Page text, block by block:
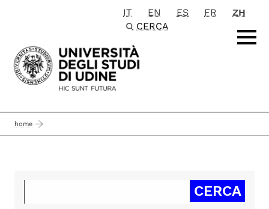
Passa al contenuto principale
IT EN ES FR
ZH
CERCA
home